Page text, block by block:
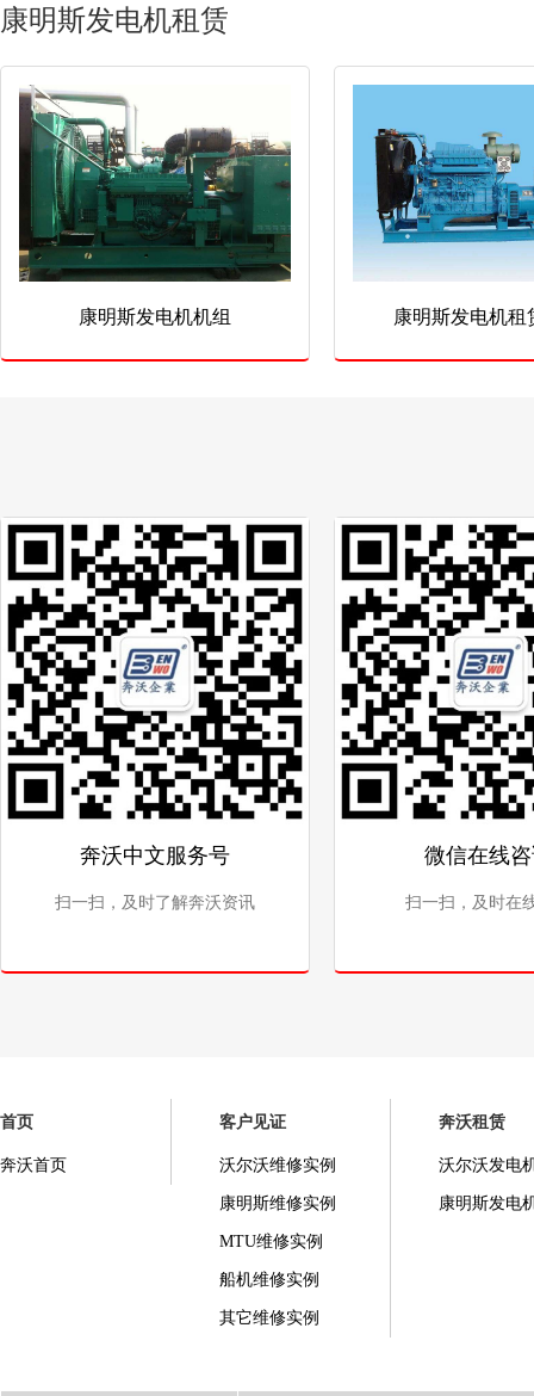
康明斯发电机租赁
康明斯发电机机组 康明斯发电机租
奔沃中文服务号
扫一扫，及时了解奔沃资讯
微信在线
扫一扫，及时在
首页
奔沃首页
客户见证
沃尔沃维修实例
康明斯维修实例
MTU维修实例
船机维修实例
其它维修实例
奔沃租赁
沃尔沃发电
康明斯发电